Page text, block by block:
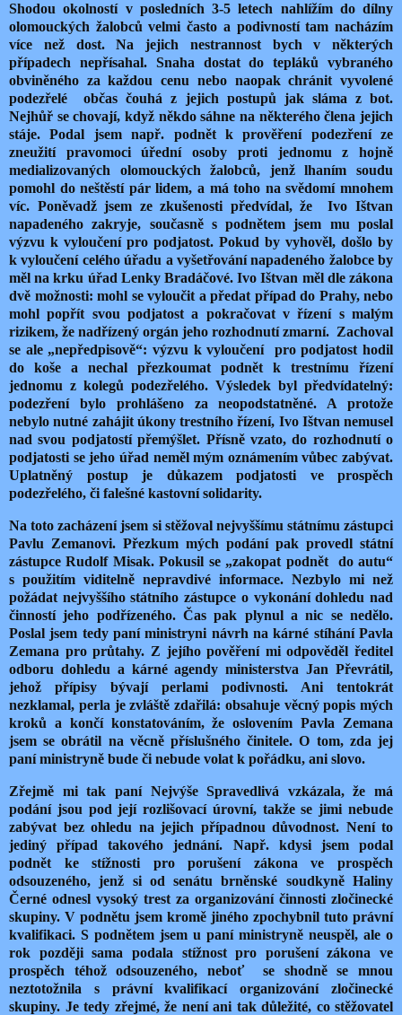
Shodou okolností v posledních 3-5 letech nahlížím do dílny
olomouckých žalobců velmi často a podivností tam nacházím
více než dost. Na jejich nestrannost bych v některých
případech nepřísahal. Snaha dostat do tepláků vybraného
obviněného za každou cenu nebo naopak chránit vyvolené
podezřelé občas čouhá z jejich postupů jak sláma z bot.
Nejhůř se chovají, když někdo sáhne na některého člena jejich
stáje. Podal jsem např. podnět k prověření podezření ze
zneužití pravomoci úřední osoby proti jednomu z hojně
medializovaných olomouckých žalobců, jenž lhaním soudu
pomohl do neštěstí pár lidem, a má toho na svědomí mnohem
víc. Poněvadž jsem ze zkušenosti předvídal, že Ivo Ištvan
napadeného zakryje, současně s podnětem jsem mu poslal
výzvu k vyloučení pro podjatost. Pokud by vyhověl, došlo by
k vyloučení celého úřadu a vyšetřování napadeného žalobce by
měl na krku úřad Lenky Bradáčové. Ivo Ištvan měl dle zákona
dvě možnosti: mohl se vyloučit a předat případ do Prahy, nebo
mohl popřít svou podjatost a pokračovat v řízení s malým
rizikem, že nadřízený orgán jeho rozhodnutí zmarní. Zachoval
se ale „nepředpisově“: výzvu k vyloučení pro podjatost hodil
do koše a nechal přezkoumat podnět k trestnímu řízení
jednomu z kolegů podezřelého. Výsledek byl předvídatelný:
podezření bylo prohlášeno za neopodstatněné. A protože
nebylo nutné zahájit úkony trestního řízení, Ivo Ištvan nemusel
nad svou podjatostí přemýšlet. Přísně vzato, do rozhodnutí o
podjatosti se jeho úřad neměl mým oznámením vůbec zabývat.
Uplatněný postup je důkazem podjatosti ve prospěch
podezřelého, či falešné kastovní solidarity.
Na toto zacházení jsem si stěžoval nejvyššímu státnímu zástupci
Pavlu Zemanovi. Přezkum mých podání pak provedl státní
zástupce Rudolf Misak. Pokusil se „zakopat podnět do autu“
s použitím viditelně nepravdivé informace. Nezbylo mi než
požádat nejvyššího státního zástupce o vykonání dohledu nad
činností jeho podřízeného. Čas pak plynul a nic se nedělo.
Poslal jsem tedy paní ministryni návrh na kárné stíhání Pavla
Zemana pro průtahy. Z jejího pověření mi odpověděl ředitel
odboru dohledu a kárné agendy ministerstva Jan Převrátil,
jehož přípisy bývají perlami podivnosti. Ani tentokrát
nezklamal, perla je zvláště zdařilá: obsahuje věcný popis mých
kroků a končí konstatováním, že oslovením Pavla Zemana
jsem se obrátil na věcně příslušného činitele. O tom, zda jej
paní ministryně bude či nebude volat k pořádku, ani slovo.
Zřejmě mi tak paní Nejvýše Spravedlivá vzkázala, že má
podání jsou pod její rozlišovací úrovní, takže se jimi nebude
zabývat bez ohledu na jejich případnou důvodnost. Není to
jediný případ takového jednání. Např. kdysi jsem podal
podnět ke stížnosti pro porušení zákona ve prospěch
odsouzeného, jenž si od senátu brněnské soudkyně Haliny
Černé odnesl vysoký trest za organizování činnosti zločinecké
skupiny. V podnětu jsem kromě jiného zpochybnil tuto právní
kvalifikaci. S podnětem jsem u paní ministryně neuspěl, ale o
rok později sama podala stížnost pro porušení zákona ve
prospěch téhož odsouzeného, neboť se shodně se mnou
neztotožnila s právní kvalifikací organizování zločinecké
skupiny. Je tedy zřejmé, že není ani tak důležité, co stěžovatel